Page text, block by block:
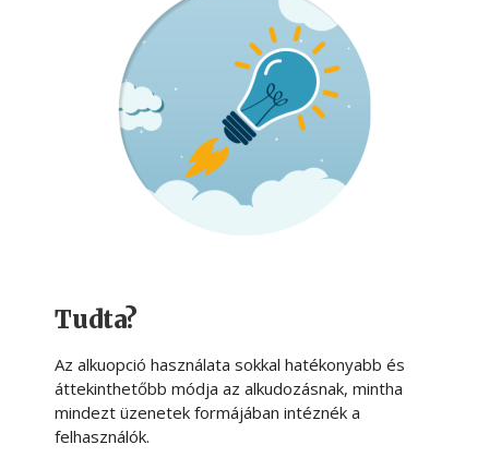
Tudta?
Az alkuopció használata sokkal hatékonyabb és
áttekinthetőbb módja az alkudozásnak, mintha
mindezt üzenetek formájában intéznék a
felhasználók.